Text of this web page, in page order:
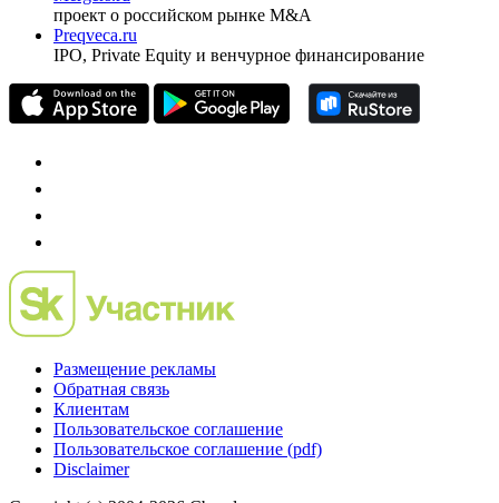
Investfunds
универсальный ресурс по фондовому рынку для
частного инвестора России
проект о российском рынке M&A
Preqveca.ru
Размещение рекламы
Обратная связь